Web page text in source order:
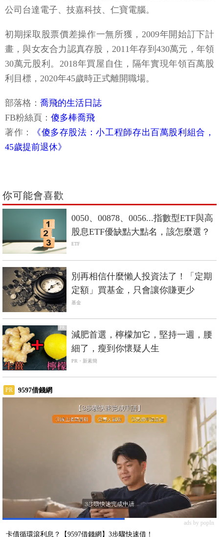
初期採取股票價差操作一無所獲，2009年開始訂下計
30萬元股利。2018年買屋自住，隔年實現年領百萬股
利目標，2020年45歲時正式離開職場。
部落格： 喬飛的生活日誌
著作： 《傻多存股法：小工程師存出百萬股利組合，
45歲提前退休》
股息ETF優缺點大點名，該怎麼選？
ETF
基金
PR
PR・新素簡
PR 9597借錢網
ads by popIn
卡債循環滾利息？【9597借錢網】3步驟快速借！
深入了解